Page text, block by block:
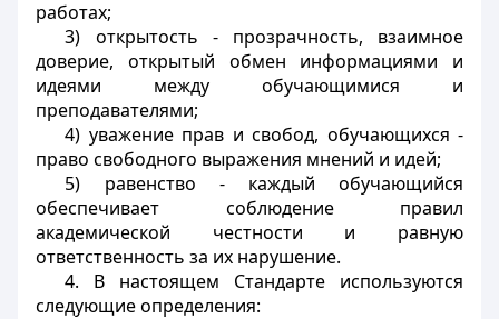
работах;
3) открытость - прозрачность, взаимное
доверие, открытый обмен информациями и
идеями между обучающимися и
преподавателями;
4) уважение прав и свобод, обучающихся -
право свободного выражения мнений и идей;
5) равенство - каждый обучающийся
обеспечивает соблюдение правил
академической честности и равную
ответственность за их нарушение.
4. В настоящем Стандарте используются
следующие определения: